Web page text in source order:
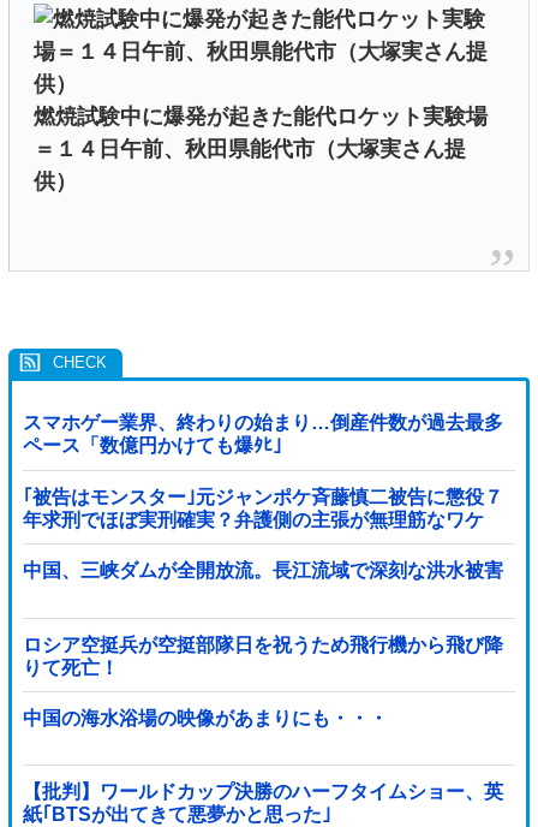
燃焼試験中に爆発が起きた能代ロケット実験場
＝１４日午前、秋田県能代市（大塚実さん提
供）
スマホゲー業界、終わりの始まり…倒産件数が過去最多
ペース「数億円かけても爆ﾀﾋ」
｢被告はモンスター｣元ジャンポケ斉藤慎二被告に懲役７
年求刑でほぼ実刑確実？弁護側の主張が無理筋なワケ
中国、三峡ダムが全開放流。長江流域で深刻な洪水被害
ロシア空挺兵が空挺部隊日を祝うため飛行機から飛び降
りて死亡！
中国の海水浴場の映像があまりにも・・・
【批判】ワールドカップ決勝のハーフタイムショー、英
紙｢BTSが出てきて悪夢かと思った｣